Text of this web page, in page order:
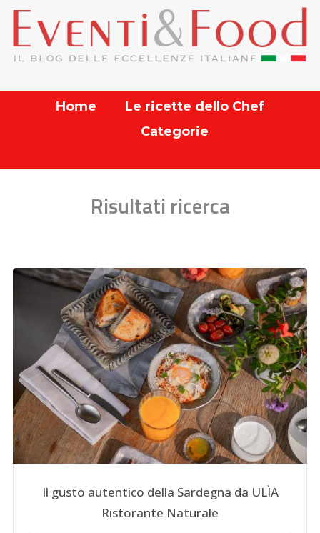
Home
Le ricette dello Chef
Categorie
Risultati ricerca
Il gusto autentico della Sardegna da ULÌA
Ristorante Naturale